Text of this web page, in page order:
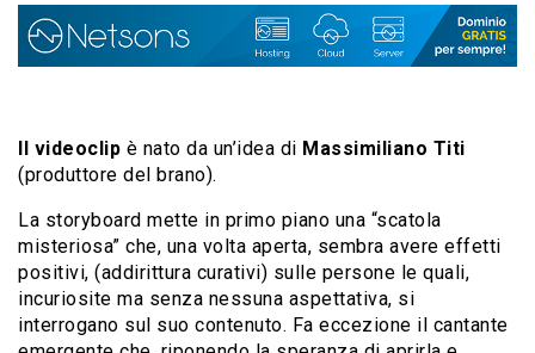
Il videoclip è nato da un’idea di Massimiliano Titi
(produttore del brano).
La storyboard mette in primo piano una “scatola
misteriosa” che, una volta aperta, sembra avere effetti
positivi, (addirittura curativi) sulle persone le quali,
incuriosite ma senza nessuna aspettativa, si
interrogano sul suo contenuto. Fa eccezione il cantante